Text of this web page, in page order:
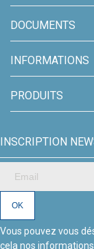
DOCUMENTS
INFORMATIONS
PRODUITS
INSCRIPTION
Vous pouvez vous
cela nos